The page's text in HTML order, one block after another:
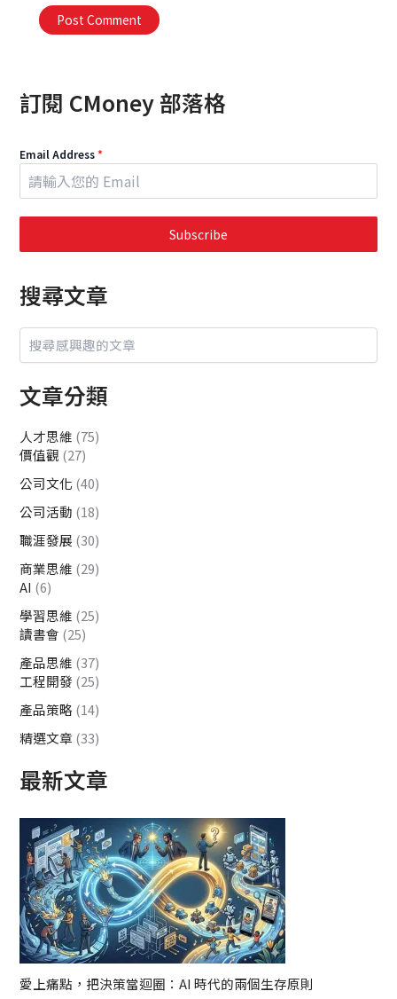
訂閱 CMoney 部落格
Email Address*
Subscribe
搜尋文章
文章分類
人才思維 (75)
價值觀 (27)
公司文化 (40)
公司活動 (18)
職涯發展 (30)
商業思維 (29)
AI (6)
學習思維 (25)
讀書會 (25)
產品思維 (37)
工程開發 (25)
產品策略 (14)
精選文章 (33)
最新文章
愛上痛點，把決策當迴圈：AI 時代的兩個生存原則